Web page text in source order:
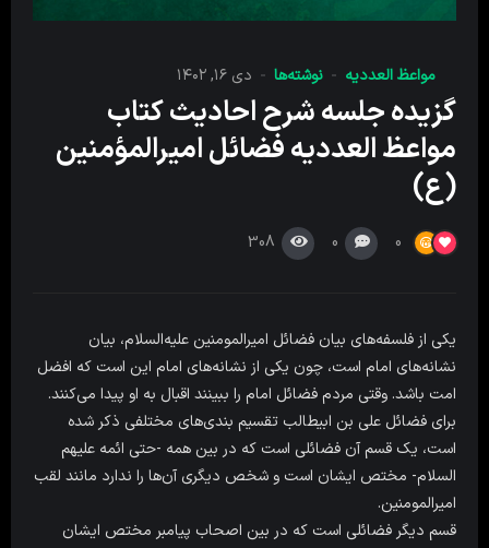
مواعظ العددیه نوشته‌ها دی ۱۶, ۱۴۰۲
گزیده جلسه شرح احادیث کتاب
مواعظ العددیه فضائل امیرالمؤمنین
(ع)
0
0
308
یکی از فلسفه‌های بیان فضائل امیرالمومنین علیه‌السلام، بیان
نشانه‌های امام است، چون یکی از نشانه‌های امام این است که افضل
امت باشد. وقتی مردم فضائل امام را ببینند اقبال به او پیدا می‌کنند.
برای فضائل علی بن ابیطالب تقسیم بندی‌های مختلفی ذکر شده
است، یک قسم آن فضائلی است که در بین همه -حتی ائمه علیهم
السلام- مختص ایشان است و شخص دیگری آن‌ها را ندارد مانند لقب
امیرالمومنین.
قسم دیگر فضائلی است که در بین اصحاب پیامبر مختص ایشان